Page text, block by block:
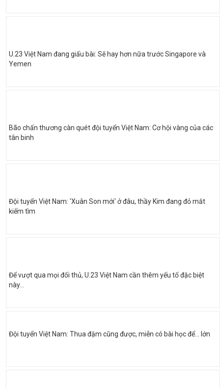
U.23 Việt Nam đang giấu bài: Sẽ hay hơn nữa trước Singapore và
Yemen
Bão chấn thương càn quét đội tuyển Việt Nam: Cơ hội vàng của các
tân binh
Đội tuyển Việt Nam: 'Xuân Son mới' ở đâu, thầy Kim đang đỏ mắt
kiếm tìm
Để vượt qua mọi đối thủ, U.23 Việt Nam cần thêm yếu tố đặc biệt
này…
Đội tuyển Việt Nam: Thua đậm cũng được, miễn có bài học để... lớn